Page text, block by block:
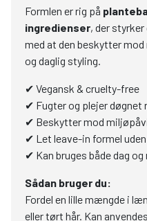
Formlen er rig på
ingredienser, der
med at den beskytter
og daglig styling.
✔ Vegansk & cruelty-free
✔ Fugter og plejer døgnet
✔ Beskytter mod
✔ Let leave-in formel
✔ Kan bruges både dag og
Sådan bruger du:
Fordel en lille mængde i
eller tørt hår. Kan